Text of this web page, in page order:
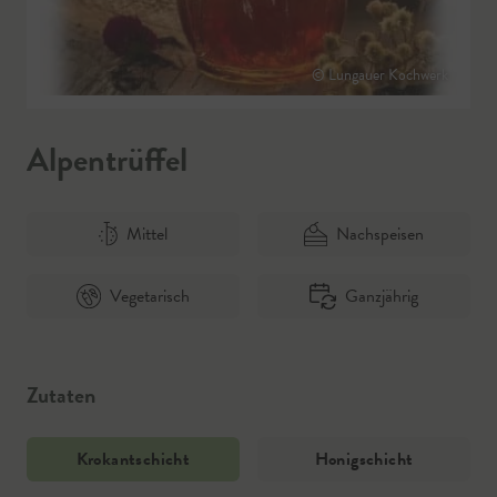
© Lungauer Kochwerk
Alpentrüffel
Mittel Nachspeisen
Vegetarisch Ganzjährig
Zutaten
Krokantschicht Honigschicht